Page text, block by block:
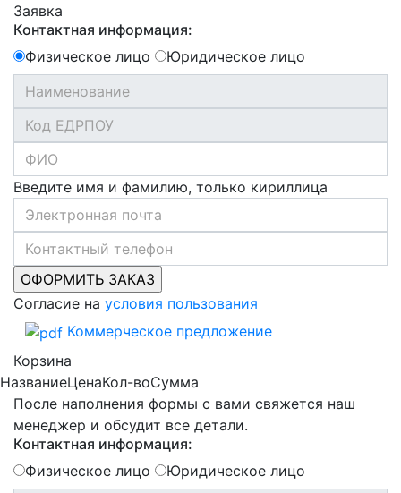
Заявка
Контактная информация:
Физическое лицо
Юридическое лицо
Введите имя и фамилию, только кириллица
Согласие на условия пользования
Коммерческое предложение
Корзина
НазваниеЦенаКол-воСумма
После наполнения формы с вами свяжется наш
менеджер и обсудит все детали.
Контактная информация:
Физическое лицо
Юридическое лицо